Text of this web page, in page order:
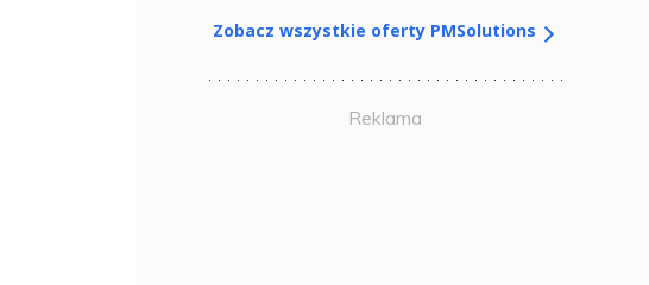
Zobacz wszystkie oferty PMSolutions
Reklama